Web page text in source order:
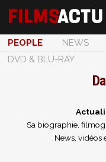
PEOPLE NEWS
DVD & BLU-RAY
Sa biographie,
News, vidéos